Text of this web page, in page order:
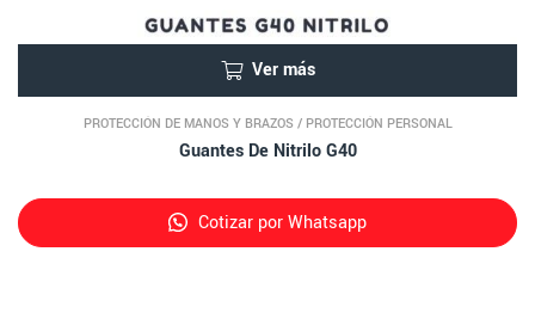
Ver más
PROTECCIÓN DE MANOS Y BRAZOS / PROTECCIÓN PERSONAL
Guantes De Nitrilo G40
Cotizar por Whatsapp